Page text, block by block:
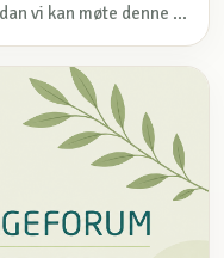
vi kan møte denne ...